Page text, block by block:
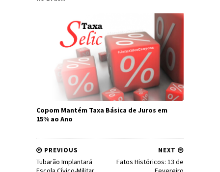
Copom Mantém Taxa Básica de Juros em
15% ao Ano
NEXT
Fatos Históricos: 13 de
PREVIOUS
Tubarão Implantará